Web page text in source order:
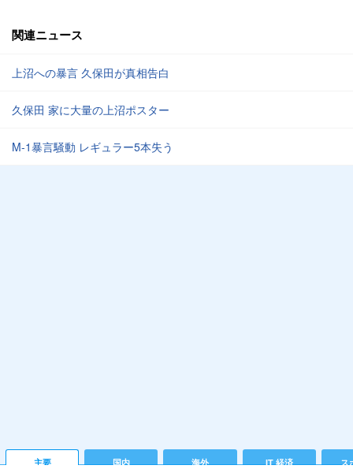
関連ニュース
上沼への暴言 久保田が真相告白
久保田 家に大量の上沼ポスター
M-1暴言騒動 レギュラー5本失う
主要 国内 海外 IT 経済 ス